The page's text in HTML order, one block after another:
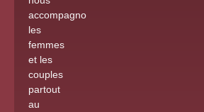
accompagnons
les
femmes
et les
couples
partout
au